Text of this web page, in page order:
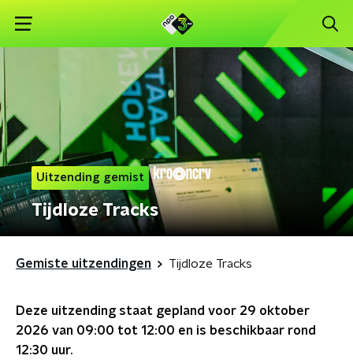
Uitzending gemist
Tijdloze Tracks
Gemiste uitzendingen Tijdloze Tracks
Deze uitzending staat gepland voor 29 oktober
2026 van 09:00 tot 12:00 en is beschikbaar rond
12:30 uur.